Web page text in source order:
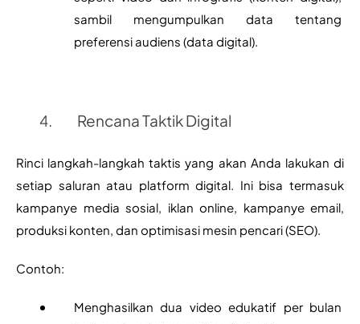
sambil mengumpulkan data tentang
preferensi audiens (data digital).
Rencana Taktik Digital
Rinci langkah-langkah taktis yang akan Anda lakukan di
setiap saluran atau platform digital. Ini bisa termasuk
kampanye media sosial, iklan online, kampanye email,
produksi konten, dan optimisasi mesin pencari (SEO).
Contoh:
Menghasilkan dua video edukatif per bulan